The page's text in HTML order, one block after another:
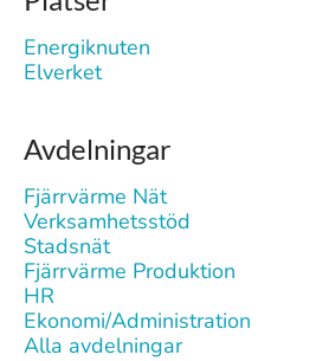
Energiknuten
Elverket
Avdelningar
Fjärrvärme Nät
Verksamhetsstöd
Stadsnät
Fjärrvärme Produktion
HR
Ekonomi/Administration
Alla avdelningar